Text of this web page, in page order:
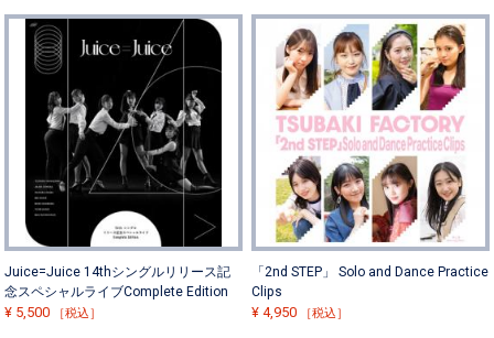
Juice=Juice 14thシングルリリース記
念スペシャルライブComplete Edition
¥ 5,500 ［税込］
「2nd STEP」 Solo and Dance Practice
Clips
¥4,950 ［税込］